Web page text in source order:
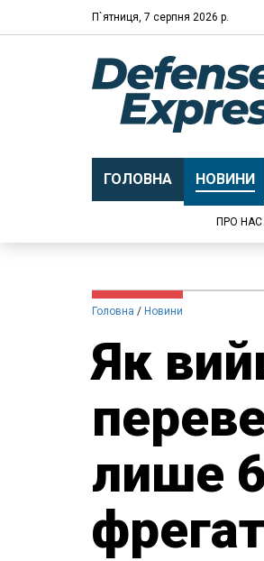
П`ятниця, 7 серпня 2026 р.
ГОЛОВНА НОВИНИ
ПРО НАС
Головна Новини
Як
лише